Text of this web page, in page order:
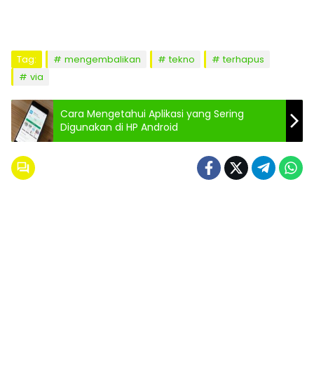
Tag: mengembalikan tekno
terhapus
via
Cara Mengetahui Aplikasi yang Sering
Digunakan di HP Android